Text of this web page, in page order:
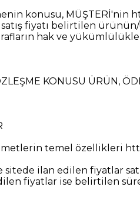
konusu, MÜŞTERİ'nin
satış fiyatı belirtilen
hak ve
KONUSU ÜRÜN,
temel özellikleri
sitede ilan edilen fiyatlar
fiyatlar ise belirtilen